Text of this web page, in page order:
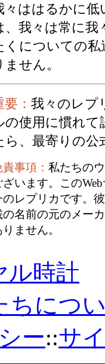
々ははるかに低
、我々は常に我
くについての私
ません。
要： 我々のレプ
の使用に慣れ
ら、最寄りの
責事項： 私たちの
ざいます。この
のレプリカです。
の名前の元のメー
りません。
ル時計
ちにつ
ー::サ